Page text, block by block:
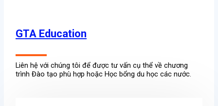
GTA Education
Liên hệ với chúng tôi để được tư vấn cụ thể về chương
trình Đào tạo phù hợp hoặc Học bổng du học các nước.